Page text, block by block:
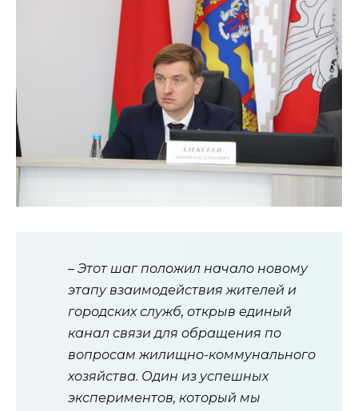
– Этот шаг положил начало новому
этапу взаимодействия жителей и
городских служб, открыв единый
канал связи для обращения по
вопросам жилищно-коммунального
хозяйства. Один из успешных
экспериментов, который мы